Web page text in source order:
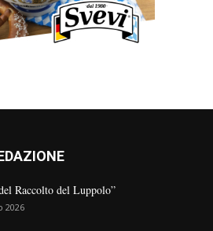
Raccolto del Luppolo”
2026